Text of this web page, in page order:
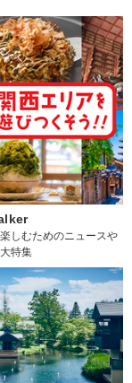
しむためのニュースや
特集